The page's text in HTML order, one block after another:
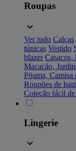
Roupas
Ver tudo Calças
túnicas Vestido
blazer Casacos,
Macacão,
Pijama, Camisa
Roupões de
Coleção fácil
Lingerie